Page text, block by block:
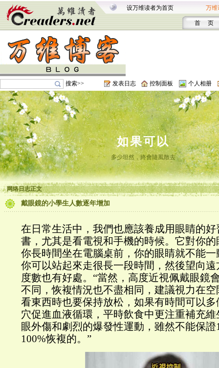
设万维读者为首页 万维
首 页
搜索>> 发表日志 控制面板 个人相册
如果可以
多少坦然，終會隨風散去
网络日志正文
戴眼鏡的小學生人數逐年增加
在日常生活中，我們也應該養成用眼睛的
書，尤其是看電視和手機的時候。它對你
你長時間坐在電腦桌前，你的眼睛就不能
你可以站起來走很長一段時間，然後望向
度數也有好處。“當然，高度近視佩戴眼鏡
不同，恢複情況也不盡相同，建議視力在
看東西時也要保持放松，如果有時間可以
穴促進血液循環，平時飲食中更注重補充
眼外傷和劇烈的爆發性運動，雖然不能保
100%恢複的。”